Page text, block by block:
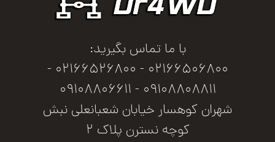
با ما تماس بگیرید:
02166506800 - 02166526800 -
09108808811 - 09108806611
شهران کوهسار خیابان شعبانعلی نبش
کوچه نسترن پلاک ۲